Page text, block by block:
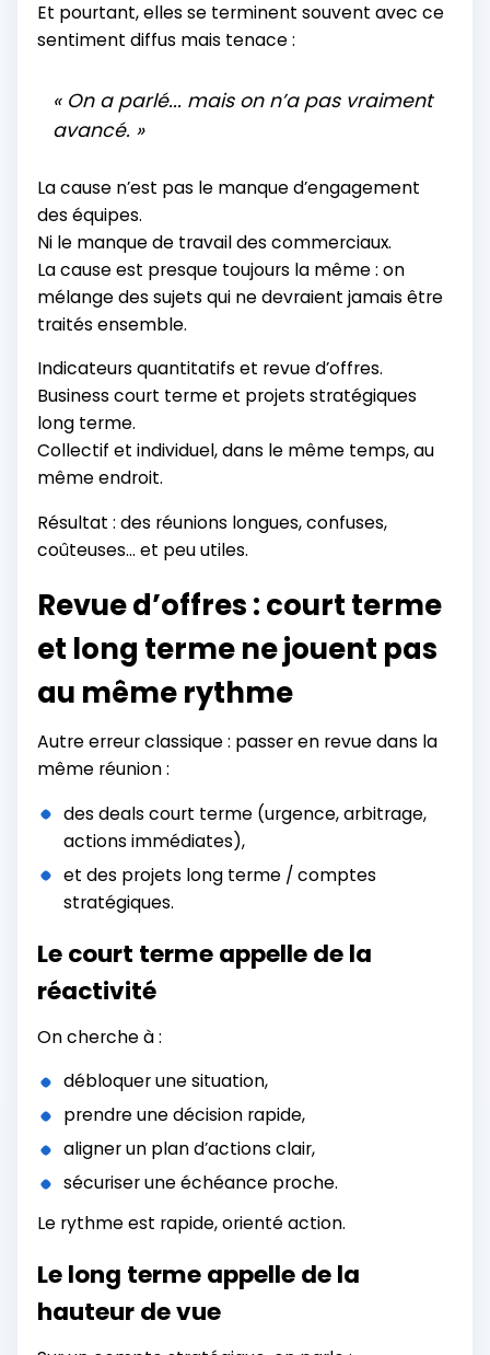
Et pourtant, elles se terminent souvent avec ce
sentiment diffus mais tenace :
« On a parlé... mais on n’a pas vraiment
avancé. »
La cause n’est pas le manque d’engagement
des équipes.
Ni le manque de travail des commerciaux.
La cause est presque toujours la même : on
mélange des sujets qui ne devraient jamais être
traités ensemble.
Indicateurs quantitatifs et revue d’offres.
Business court terme et projets stratégiques
long terme.
Collectif et individuel, dans le même temps, au
même endroit.
Résultat : des réunions longues, confuses,
coûteuses... et peu utiles.
Revue d’offres : court terme
et long terme ne jouent pas
au même rythme
Autre erreur classique : passer en revue dans la
même réunion :
des deals court terme (urgence, arbitrage,
actions immédiates),
et des projets long terme / comptes
stratégiques.
Le court terme appelle de la
réactivité
On cherche à :
débloquer une situation,
prendre une décision rapide,
aligner un plan d’actions clair,
sécuriser une échéance proche.
Le rythme est rapide, orienté action.
Le long terme appelle de la
hauteur de vue